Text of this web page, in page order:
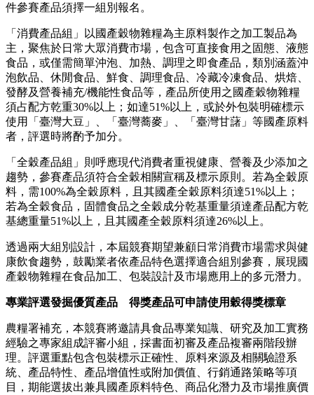
件參賽產品須擇一組別報名。
「消費產品組」以國產穀物雜糧為主原料製作之加工製品為
主，聚焦於日常大眾消費市場，包含可直接食用之固態、液態
食品，或僅需簡單沖泡、加熱、調理之即食產品，類別涵蓋沖
泡飲品、休閒食品、鮮食、調理食品、冷藏冷凍食品、烘焙、
發酵及營養補充/機能性食品等，產品所使用之國產穀物雜糧
須占配方乾重30%以上；如達51%以上，或於外包裝明確標示
使用「臺灣大豆」、「臺灣蕎麥」、「臺灣甘藷」等國產原料
者，評選時將酌予加分。
「全穀產品組」則呼應現代消費者重視健康、營養及少添加之
趨勢，參賽產品須符合全穀相關宣稱及標示原則。若為全穀原
料，需100%為全穀原料，且其國產全穀原料須達51%以上；
若為全穀食品，固體食品之全穀成分乾基重量須達產品配方乾
基總重量51%以上，且其國產全穀原料須達26%以上。
透過兩大組別設計，本屆競賽期望兼顧日常消費市場需求與健
康飲食趨勢，鼓勵業者依產品特色選擇適合組別參賽，展現國
產穀物雜糧在食品加工、包裝設計及市場應用上的多元潛力。
專業評選發掘優質產品 得獎產品可申請使用穀得獎標章
農糧署補充，本競賽將邀請具食品專業知識、研究及加工實務
經驗之專家組成評審小組，採書面初審及產品複審兩階段辦
理。評選重點包含包裝標示正確性、原料來源及相關驗證系
統、產品特性、產品增值性或附加價值、行銷通路策略等項
目，期能選拔出兼具國產原料特色、商品化潛力及市場推廣價